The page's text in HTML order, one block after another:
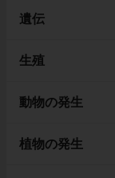
遺伝
生殖
動物の発生
植物の発生